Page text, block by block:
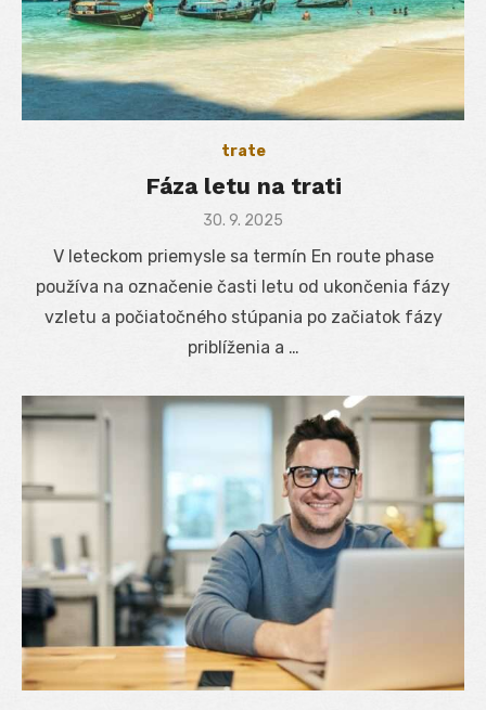
trate
Fáza letu na trati
Posted
30. 9. 2025
V leteckom priemysle sa termín En route phase
používa na označenie časti letu od ukončenia fázy
vzletu a počiatočného stúpania po začiatok fázy
priblíženia a …